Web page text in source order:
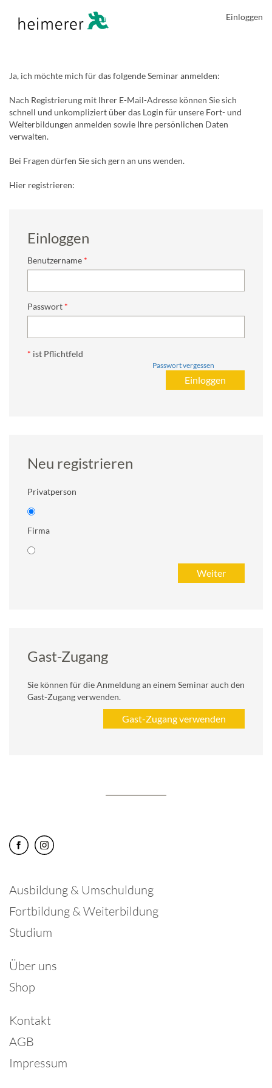
Einloggen
Ja, ich möchte mich für das folgende Seminar anmelden:
Nach Registrierung mit Ihrer E-Mail-Adresse können Sie sich
schnell und unkompliziert über das Login für unsere Fort- und
Weiterbildungen anmelden sowie Ihre persönlichen Daten
verwalten.
Bei Fragen dürfen Sie sich gern an uns wenden.
Hier registrieren:
Einloggen
Benutzername
Passwort
* ist Pflichtfeld
Passwort vergessen
Neu registrieren
Privatperson
Firma
Gast-Zugang
Sie können für die Anmeldung an einem Seminar auch den
Gast-Zugang verwenden.
Ausbildung & Umschuldung
Fortbildung & Weiterbildung
Studium
Über uns
Shop
Kontakt
AGB
Impressum